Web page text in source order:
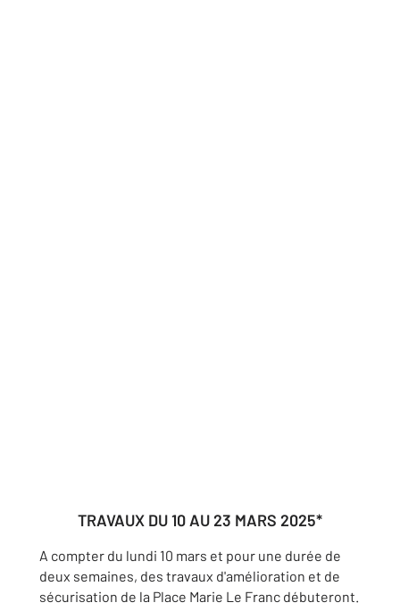
TRAVAUX DU 10 AU 23 MARS 2025*
A compter du lundi 10 mars et pour une durée de
deux semaines, des travaux d'amélioration et de
sécurisation de la Place Marie Le Franc débuteront.